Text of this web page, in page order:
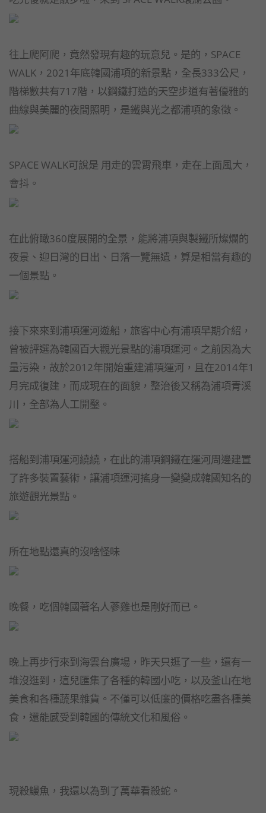
往上爬阿爬，竟然發現有趣的玩意兒。是的，SPACE
WALK，2021年底韓國浦項的新景點，全長333公尺，
階梯數共有717階，以鋼鐵打造的天空步道有著優雅的
曲線與美麗的夜間照明，是鐵與光之都浦項的象徵。
SPACE WALK可說是 用走的雲霄飛車，走在上面風大，
會抖。
在此俯瞰360度展開的全景，能將浦項與製鐵所燦爛的
夜景、迎日灣的日出、日落一覽無遺，算是相當有趣的
一個景點。
接下來來到浦項運河遊船，旅客中心有浦項早期介紹，
曾被評選為韓國百大觀光景點的浦項運河。之前因為大
量污染，故於2012年開始重建浦項運河，且在2014年1
月完成復建，而成現在的面貌，整治後又稱為浦項青溪
川，全部為人工開鑿。
搭船到浦項運河繞繞，在此的浦項鋼鐵在運河周邊建置
了許多裝置藝術，讓浦項運河搖身一變變成韓國知名的
旅遊觀光景點。
所在地點還真的沒啥怪味
晚餐，吃個韓國著名人蔘雞也是剛好而已。
晚上再步行來到海雲台廣場，昨天只逛了一些，還有一
堆沒逛到，這兒匯集了各種的韓國小吃，以及釜山在地
美食和各種蔬果雜貨。不僅可以低廉的價格吃盡各種美
食，還能感受到韓國的傳統文化和風俗。
現殺鰻魚，我還以為到了萬華看殺蛇。